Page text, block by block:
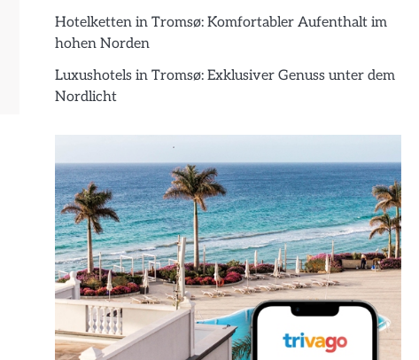
Hotelketten in Tromsø: Komfortabler Aufenthalt im
hohen Norden
Luxushotels in Tromsø: Exklusiver Genuss unter dem
Nordlicht